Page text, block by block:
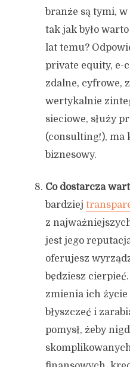
branże są tymi,
tak jak było
lat temu?
private equity, e-
zdalne, cyfrowe,
wertykalnie
sieciowe, służy
(consulting!), ma
biznesowy.
Co dostarcza
bardziej
z
jest jego
oferujesz
będziesz
zmienia ich życie
błyszczeć i
pomysł, żeby